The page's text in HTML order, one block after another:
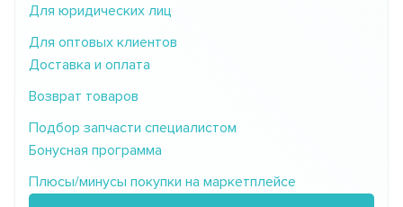
Для юридических лиц
Для оптовых клиентов
Доставка и оплата
Возврат товаров
Подбор запчасти специалистом
Бонусная программа
Плюсы/минусы покупки на маркетплейсе